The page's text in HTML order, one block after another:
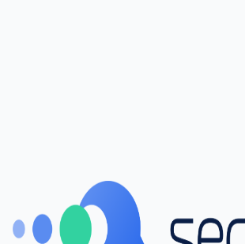
Платформа Secawa